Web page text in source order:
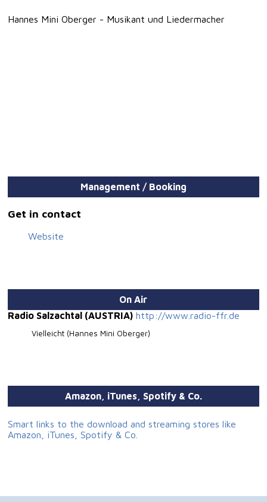
Hannes Mini Oberger - Musikant und Liedermacher
Management / Booking
Get in contact
Website
On Air
Radio Salzachtal (AUSTRIA) http://www.radio-ffr.de
Vielleicht (Hannes Mini Oberger)
Amazon, iTunes, Spotify & Co.
Smart links to the download and streaming stores like
Amazon, iTunes, Spotify & Co.